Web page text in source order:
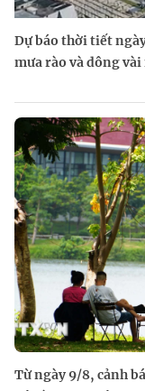
Dự báo thời tiết
mưa rào và dông
Từ ngày 9/8, cảnh